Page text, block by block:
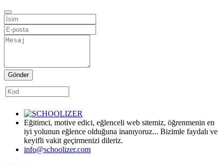
Gönder
Eğitimci, motive edici, eğlenceli web sitemiz, öğrenmenin en
iyi yolunun eğlence olduğuna inanıyoruz... Bizimle faydalı ve
keyifli vakit geçirmenizi dileriz.
info@schoolizer.com